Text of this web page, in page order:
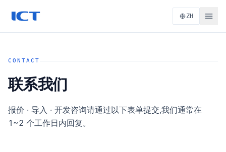
ZH
CONTACT
联系我们
报价 · 导入 · 开发咨询请通过以下表单提交,我们通常在
1~2 个工作日内回复。